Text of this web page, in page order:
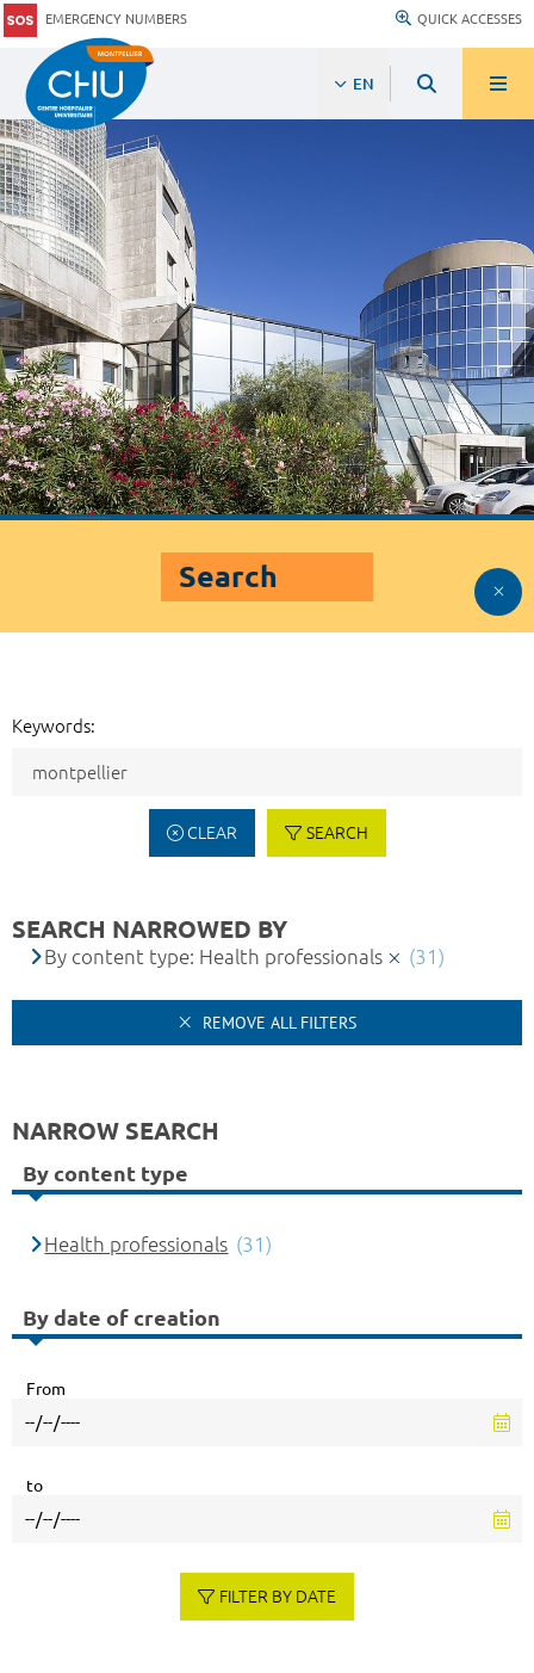
EMERGENCY NUMBERS QUICK ACCESSES
EN
Search
Keywords:
CLEAR SEARCH
SEARCH NARROWED BY
By content type: Health professionals (31)
REMOVE ALL FILTERS
NARROW SEARCH
By content type
Health professionals (31)
By date of creation
From
to
FILTER BY DATE